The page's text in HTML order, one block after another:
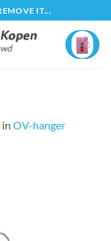
IT...
in OV-hanger